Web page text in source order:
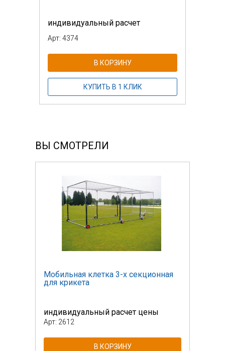
индивидуальный расчет
Арт: 4374
В КОРЗИНУ
КУПИТЬ В 1 КЛИК
ВЫ СМОТРЕЛИ
Мобильная клетка 3-х секционная
для крикета
индивидуальный расчет цены
Арт: 2612
В КОРЗИНУ